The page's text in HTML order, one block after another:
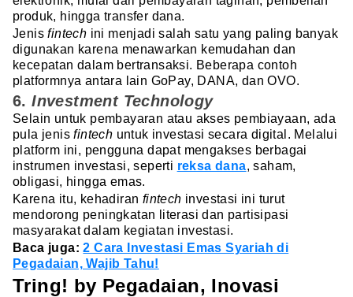
produk, hingga transfer dana.
Jenisfintech ini menjadi salah satu yang paling banyak
digunakan karena menawarkan kemudahan dan
kecepatan dalam bertransaksi. Beberapa contoh
platformnya antara lain GoPay, DANA, dan OVO.
6.Investment Technology
Selain untuk pembayaran atau akses pembiayaan, ada
pula jenisfintech untuk investasi secara digital. Melalui
platform ini, pengguna dapat mengakses berbagai
instrumen investasi, seperti reksa dana, saham,
obligasi, hingga emas.
Karena itu, kehadiran fintech investasi ini turut
mendorong peningkatan literasi dan partisipasi
masyarakat dalam kegiatan investasi.
Baca juga:2 Cara Investasi Emas Syariah di
Pegadaian, Wajib Tahu!
Tring! by Pegadaian, Inovasi